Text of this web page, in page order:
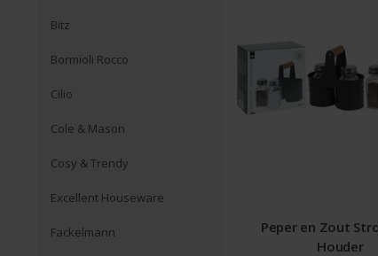
Bitz
Bormioli Rocco
Cilio
Cole & Mason
Cosy & Trendy
Excellent Houseware
Fackelmann
Peper en Zout
Houder